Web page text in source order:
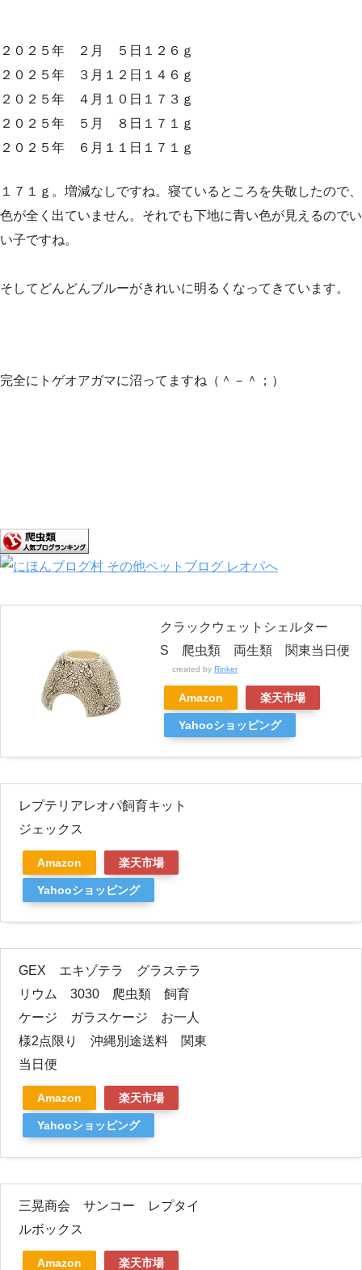
２０２５年 ２月 ５日１２６ｇ
２０２５年 ３月１２日１４６ｇ
２０２５年 ４月１０日１７３ｇ
２０２５年 ５月 ８日１７１ｇ
２０２５年 ６月１１日１７１ｇ
１７１ｇ。増減なしですね。寝ているところを失敬したので、
色が全く出ていません。それでも下地に青い色が見えるのでい
い子ですね。
そしてどんどんブルーがきれいに明るくなってきています。
完全にトゲオアガマに沼ってますね（＾－＾；）
クラックウェットシェルター
S 爬虫類 両生類 関東当日便
created by Rinker
Amazon 楽天市場
Yahooショッピング
レプテリアレオパ飼育キット
ジェックス
Amazon 楽天市場
Yahooショッピング
GEX エキゾテラ グラステラ
リウム 3030 爬虫類 飼育
ケージ ガラスケージ お一人
様2点限り 沖縄別途送料 関東
当日便
Amazon 楽天市場
Yahooショッピング
三晃商会 サンコー レプタイ
ルボックス
Amazon 楽天市場